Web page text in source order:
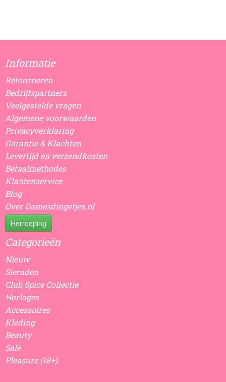
Informatie
Retourneren
Bedrijfspartners
Veelgestelde vragen
Algemene voorwaarden
Privacyverklaring
Garantie & Klachten
Levertijd en verzendkosten
Betaalmethodes
Klantenservice
Blog
Over Damesdingetjes.nl
Herroeping
Categorieën
Nieuw
Sieraden
Club Spice Collectie
Horloges
Accessoires
Kleding
Beauty
Sale
Pleasure (18+)